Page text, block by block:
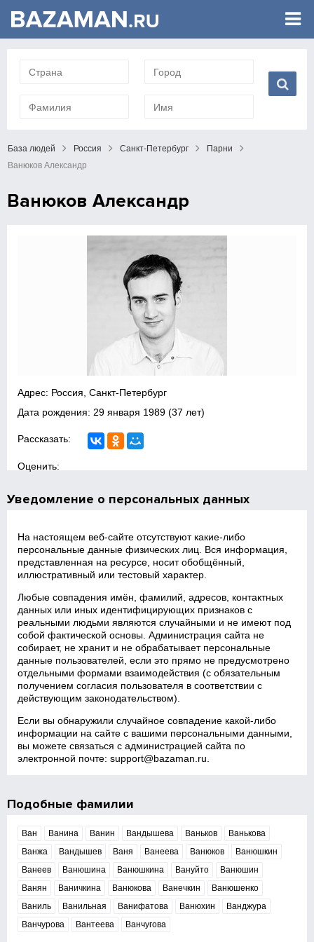
База людей Россия Санкт-Петербург
Парни
Ванюков Александр
Ванюков Александр
Адрес: Россия, Санкт-Петербург
Дата рождения: 29 января 1989 (37 лет)
Рассказать:
Оценить:
Уведомление о персональных данных
На настоящем веб‑сайте отсутствуют какие‑либо
персональные данные физических лиц. Вся информация,
представленная на ресурсе, носит обобщённый,
иллюстративный или тестовый характер.
Любые совпадения имён, фамилий, адресов, контактных
данных или иных идентифицирующих признаков с
реальными людьми являются случайными и не имеют под
собой фактической основы. Администрация сайта не
собирает, не хранит и не обрабатывает персональные
данные пользователей, если это прямо не предусмотрено
отдельными формами взаимодействия (с обязательным
получением согласия пользователя в соответствии с
действующим законодательством).
Если вы обнаружили случайное совпадение какой‑либо
информации на сайте с вашими персональными данными,
вы можете связаться с администрацией сайта по
электронной почте:support@bazaman.ru
Подобные фамилии
Ван Ванина Ванин Вандышева Ваньков
Ванькова
Ванжа
Вандышев Ваня Ванеева Ванюков
Ванюшкин
Ванеев
Ванюшина Ванюшкина Вануйто
Ванюшин
Ванян
Ваничкина Ванюкова Ванечкин
Ванюшенко
Ваниль
Ванильная Ванифатова Ванюхин
Ванджура
Ванчурова
Вантеева Ванчугова